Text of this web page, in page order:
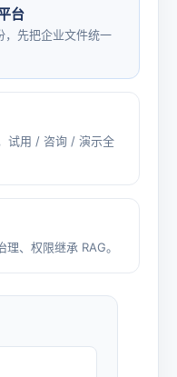
台
，先把企业文件统一
试用 / 咨询 / 演示全
、权限继承 RAG。